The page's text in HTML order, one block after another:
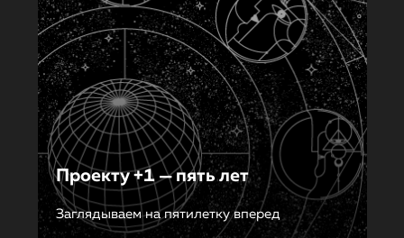
Проекту +1 — пять лет
Заглядываем на пятилетку вперед